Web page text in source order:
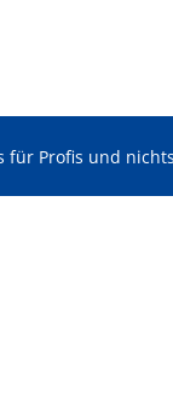
für Profis und